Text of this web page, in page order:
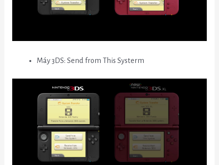
Máy 3DS: Send from This Systerm